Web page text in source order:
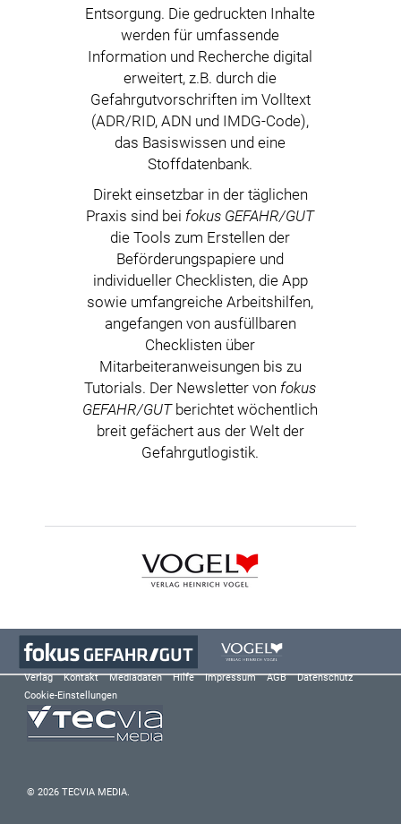
Entsorgung. Die gedruckten Inhalte
werden für umfassende
Information und Recherche digital
erweitert, z.B. durch die
Gefahrgutvorschriften im Volltext
(ADR/RID, ADN und IMDG-Code),
das Basiswissen und eine
Stoffdatenbank.
Direkt einsetzbar in der täglichen
Praxis sind bei fokus GEFAHR/GUT
die Tools zum Erstellen der
Beförderungspapiere und
individueller Checklisten, die App
sowie umfangreiche Arbeitshilfen,
angefangen von ausfüllbaren
Checklisten über
Mitarbeiteranweisungen bis zu
Tutorials. Der Newsletter von fokus
GEFAHR/GUTberichtet wöchentlich
breit gefächert aus der Welt der
Gefahrgutlogistik.
Verlag Kontakt Mediadaten Hilfe Impressum AGB
Datenschutz
Cookie-Einstellungen
© 2026 TECVIA MEDIA.